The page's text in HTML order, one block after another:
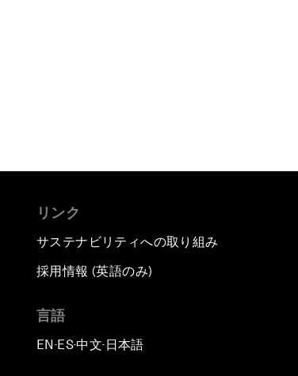
リンク
サステナビリティへの取り組み
採用情報 (英語のみ)
言語
EN ▪ES▪中文▪ 日本語